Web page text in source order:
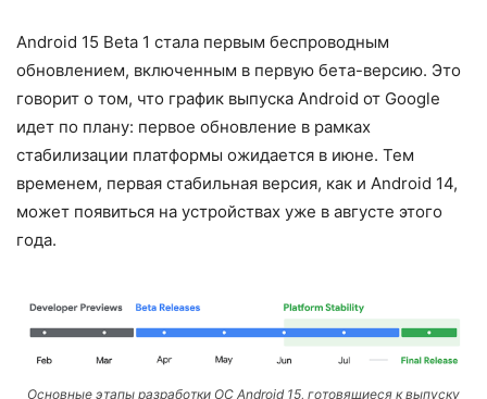
Android 15 Beta 1 стала первым беспроводным
обновлением, включенным в первую бета-версию. Это
говорит о том, что график выпуска Android от Google
идет по плану: первое обновление в рамках
стабилизации платформы ожидается в июне. Тем
временем, первая стабильная версия, как и Android 14,
может появиться на устройствах уже в августе этого
года.
Основные этапы разработки ОС Android 15, готовящиеся к выпуску